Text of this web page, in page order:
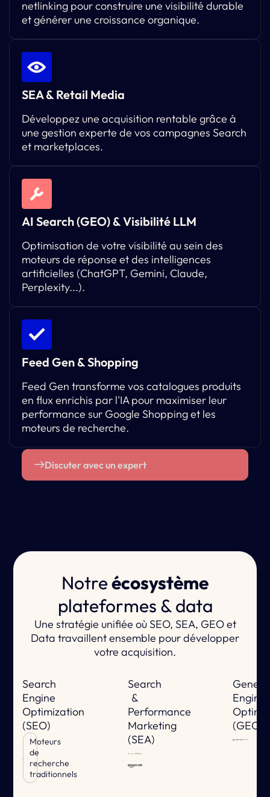
netlinking pour construire une visibilité durable
et générer une croissance organique.
SEA & Retail Media
Développez une acquisition rentable grâce à
une gestion experte de vos campagnes Search
et marketplaces.
AI Search (GEO) & Visibilité LLM
Optimisation de votre visibilité au sein des
moteurs de réponse et des intelligences
artificielles (ChatGPT, Gemini, Claude,
Perplexity...).
Feed Gen & Shopping
Feed Gen transforme vos catalogues produits
en flux enrichis par l'IA pour maximiser leur
performance sur Google Shopping et les
moteurs de recherche.
Discuter avec un expert
Notreécosystème
plateformes & data
Une stratégie unifiée où SEO, SEA, GEO et
Data travaillent ensemble pour développer
votre acquisition.
Search
Engine
Optimization
(SEO)
Moteurs
de
recherche
traditionnels
Search
&
Performance
Marketing
(SEA)
Engine
(GEO)